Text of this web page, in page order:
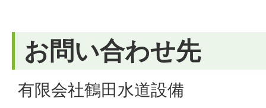
お問い合わせ先
有限会社鶴田水道設備